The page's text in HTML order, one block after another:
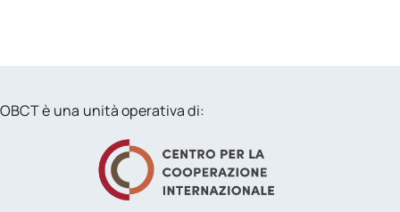
OBCT è una unità operativa di: